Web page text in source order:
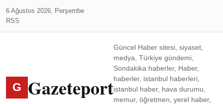
6 Ağustos 2026, Perşembe
RSS
G Gazeteport
Güncel Haber sitesi, siyaset,
medya, Türkiye gündemi,
Sondakika haberler, Haber,
haberler, istanbul haberleri,
istanbul haber, hava durumu,
memur, öğretmen, yerel haber,